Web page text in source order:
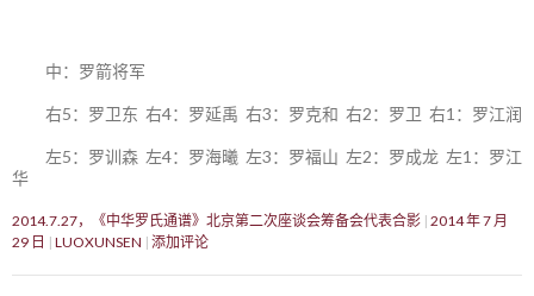
中：罗箭将军
右5：罗卫东 右4：罗延禹 右3：罗克和 右2：罗卫 右1：罗江润
左5：罗训森 左4：罗海曦 左3：罗福山 左2：罗成龙 左1：罗江
华
2014.7.27，《中华罗氏通谱》北京第二次座谈会筹备会代表合影 2014 年 7 月
29 日
LUOXUNSEN 添加评论